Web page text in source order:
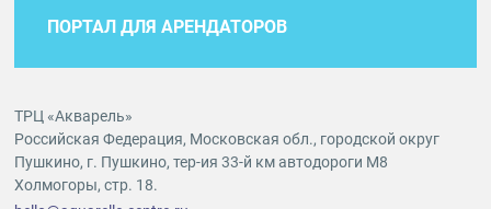
ПОРТАЛ ДЛЯ АРЕНДАТОРОВ
ТРЦ «Акварель»
Российская Федерация, Московская обл., городской округ
Пушкино, г. Пушкино, тер-ия 33-й км автодороги М8
Холмогоры, стр. 18.